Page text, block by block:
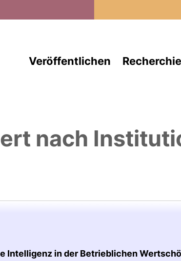
Veröffentlichen
nach
in der Betrieblichen